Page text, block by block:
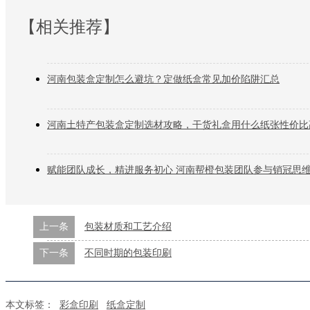
【相关推荐】
河南包装盒定制怎么避坑？定做纸盒常见加价陷阱汇总
河南土特产包装盒定制选材攻略，干货礼盒用什么纸张性价比
赋能团队成长，精进服务初心 河南帮橙包装团队参与销冠思
上一条 包装材质和工艺介绍
下一条 不同时期的包装印刷
本文标签： 彩盒印刷 纸盒定制